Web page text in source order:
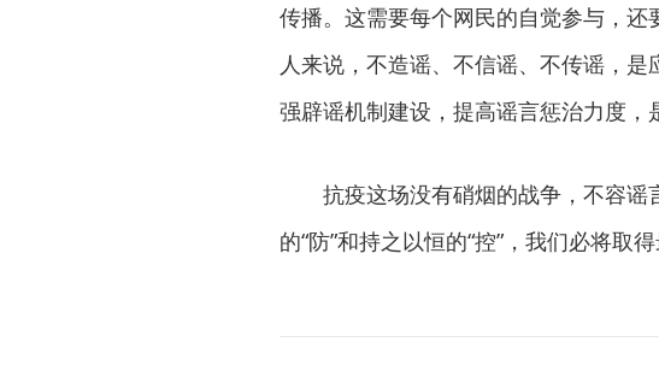
传播。这需要每个网民的自觉参与，
人来说，不造谣、不信谣、不传谣，
强辟谣机制建设，提高谣言惩治力度，
抗疫这场没有硝烟的战争，不容
的“防”和持之以恒的“控”，我们必将取